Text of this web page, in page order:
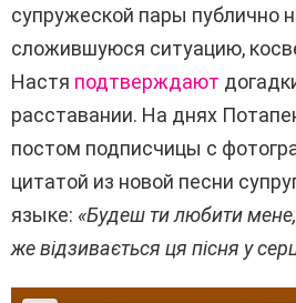
супружеской пары публично
сложившуюся ситуацию,
Настя подтверждают
расставании. На днях
постом подписчицы с
цитатой из новой песни
языке: «Будеш ти любити
же відзивається ця пісня у